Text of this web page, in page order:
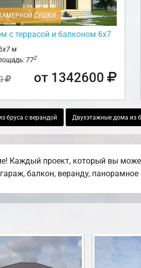
СУШКИ
с террасой и балконом 6х7
м
772
от 1342600
бруса с верандой Двухэтажные дома из
Каждый проект, который вы
гараж, балкон, веранду,